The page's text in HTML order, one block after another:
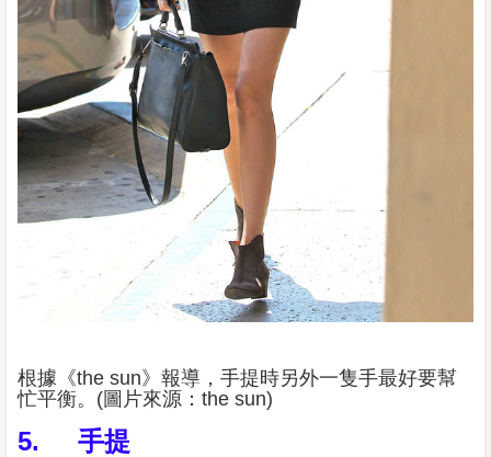
根據《the sun》報導，手提時另外一隻手最好要幫
忙平衡。(圖片來源：the sun)
5. 手提